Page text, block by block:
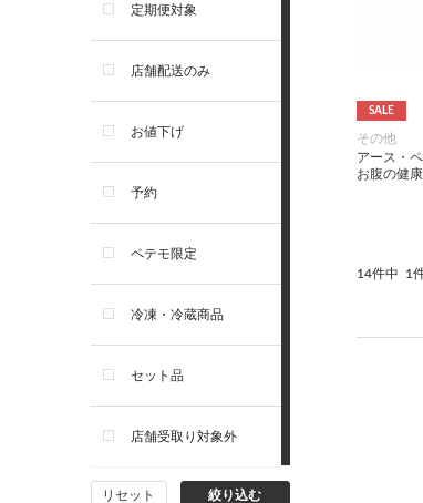
品
首輪・ハーネス(胴輪)・リー
セレクトバランス
リガロ
ソルビダ
フィジカライフ
定期便対象
店舗配送のみ
お値下げ
予約
ペテモ限定
冷凍・冷蔵商品
セット品
店舗受取り対象外
リセット 絞り込む
SALE
その他
アース・
お腹の健
14件中 1